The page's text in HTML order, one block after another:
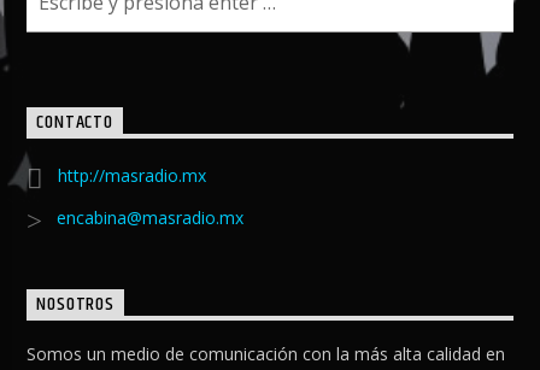
CONTACTO
http://masradio.mx
encabina@masradio.mx
NOSOTROS
Somos un medio de comunicación con la más alta calidad en